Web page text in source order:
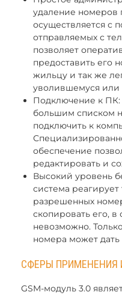
удаление номеров
осуществляется с
отправляемых с
позволяет
предоставить его
жильцу и так же
уволившемуся
Подключение к ПК:
большим списком
подключить к
обеспечение
редактировать и
Высокий уровень
система реагирует
разрешенных
скопировать его, в
невозможно.
номера может дать
СФЕРЫ ПРИМЕНЕНИЯ
GSM-модуль 3.0